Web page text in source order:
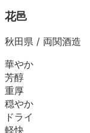
花邑
秋田県 / 両関酒造
華やか
芳醇
重厚
穏やか
ドライ
軽快